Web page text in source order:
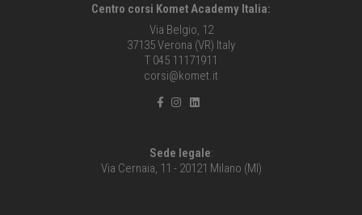
Centro corsi Komet Academy Italia:
Via Belgio, 12
37135 Verona (VR) Italy
T 045 11171911
corsi@komet.it
Sede legale:
Via Cernaia, 11 - 20121 Milano (MI)